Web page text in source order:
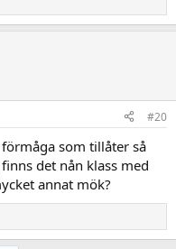
#20
som tillåter så
det nån klass med
annat mök?